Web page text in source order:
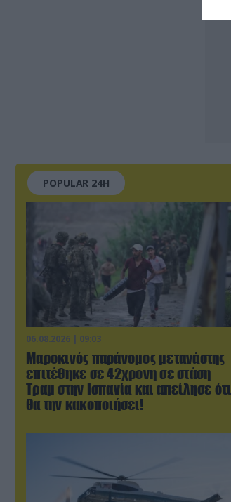
POPULAR 24H
06.08.2026 | 09:03
Μαροκινός παράνομος μετανάστης
επιτέθηκε σε 42χρονη σε στάση
Τραμ στην Ισπανία και απείλησε ότι
θα την κακοποιήσει!